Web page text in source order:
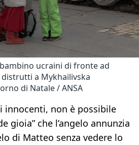
ucraini di fronte ad
a Mykhailivska
di Natale / ANSA
innocenti, non è possibile
gioia” che l’angelo annunzia
di Matteo senza vedere lo